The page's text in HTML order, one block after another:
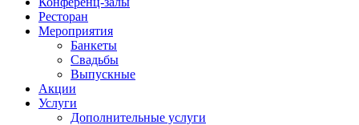
Ресторан
Мероприятия
Банкеты
Свадьбы
Выпускные
Акции
Услуги
Дополнительные услуги